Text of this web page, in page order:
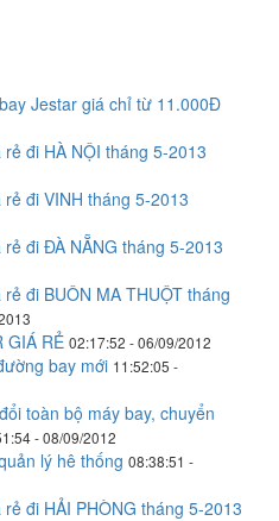
Jestar giá chỉ từ 11.000Đ
đi HÀ NỘI tháng 5-2013
đi VINH tháng 5-2013
đi ĐÀ NẴNG tháng 5-2013
đi BUÔN MA THUỘT tháng
GIÁ RẺ 02:17:52 - 06/09/2012
bay mới 11:52:05 -
toàn bộ máy bay, chuyển
- 08/09/2012
lý hê thống 08:38:51 -
đi HẢI PHÒNG tháng 5-2013